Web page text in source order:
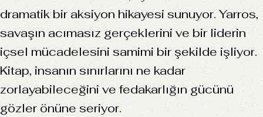
dramatik bir aksiyon hikayesi sunuyor. Yarros,
savaşın acımasız gerçeklerini ve bir liderin
içsel mücadelesini samimi bir şekilde işliyor.
Kitap, insanın sınırlarını ne kadar
zorlayabileceğini ve fedakarlığın gücünü
gözler önüne seriyor.